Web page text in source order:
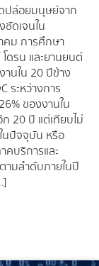
ปล่อยมนุษย์จาก
ดเจนใน
คม การศึกษา
ดรน และยานยนต์
านใน 20 ปีข้าง
ระหว่างการ
ของงานใน
20 ปี แต่เทียบไม่
นปัจจุบัน หรือ
บริการและ
ามลำดับภายในปี